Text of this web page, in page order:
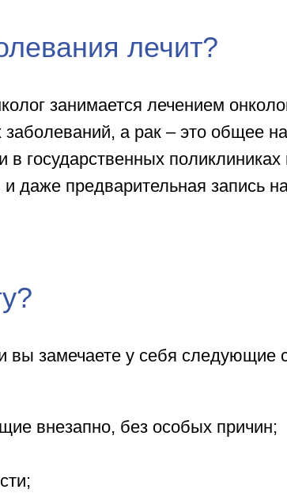
лечит?
занимается лечением
а рак – это общее
государственных поликлиниках
предварительная запись
вы замечаете у себя следующие
внезапно, без особых причин;